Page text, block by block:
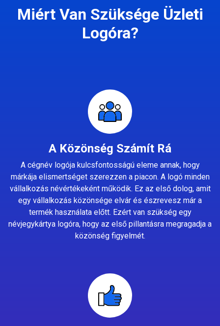
Miért Van Szüksége Üzleti
Logóra?
A Közönség Számít Rá
A cégnév logója kulcsfontosságú eleme annak, hogy
márkája elismertséget szerezzen a piacon. A logó minden
vállalkozás névértékeként működik. Ez az első dolog, amit
egy vállalkozás közönsége elvár és észrevesz már a
termék használata előtt. Ezért van szükség egy
névjegykártya logóra, hogy az első pillantásra megragadja a
közönség figyelmét.